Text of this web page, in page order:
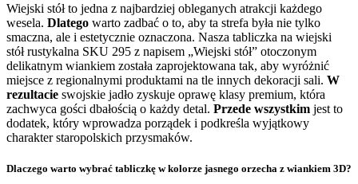
Wiejski stół to jedna z najbardziej obleganych atrakcji każdego
wesela. Dlatego warto zadbać o to, aby ta strefa była nie tylko
smaczna, ale i estetycznie oznaczona. Nasza tabliczka na wiejski
stół rustykalna SKU 295 z napisem „Wiejski stół” otoczonym
delikatnym wiankiem została zaprojektowana tak, aby wyróżnić
miejsce z regionalnymi produktami na tle innych dekoracji sali. W
rezultacie swojskie jadło zyskuje oprawę klasy premium, która
zachwyca gości dbałością o każdy detal. Przede wszystkim jest to
dodatek, który wprowadza porządek i podkreśla wyjątkowy
charakter staropolskich przysmaków.
Dlaczego warto wybrać tabliczkę w kolorze jasnego orzecha z wiankiem 3D?